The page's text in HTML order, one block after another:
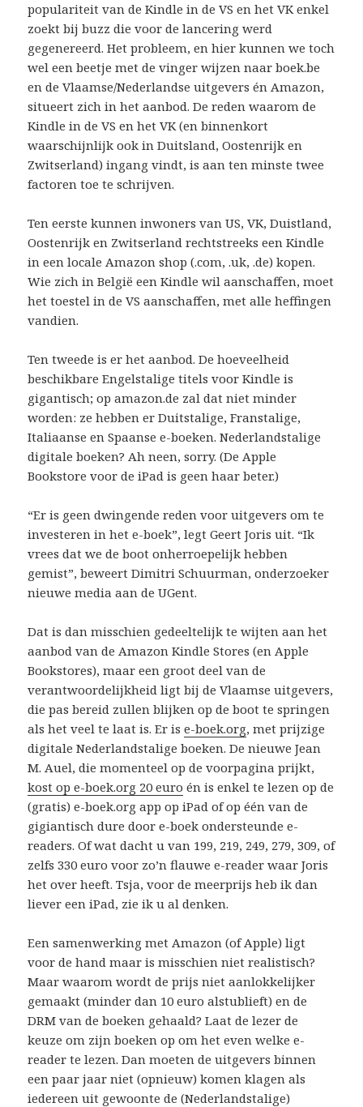
populariteit van de Kindle in de VS en het VK enkel
zoekt bij buzz die voor de lancering werd
gegenereerd. Het probleem, en hier kunnen we toch
wel een beetje met de vinger wijzen naar boek.be
en de Vlaamse/Nederlandse uitgevers én Amazon,
situeert zich in het aanbod. De reden waarom de
Kindle in de VS en het VK (en binnenkort
waarschijnlijk ook in Duitsland, Oostenrijk en
Zwitserland) ingang vindt, is aan ten minste twee
factoren toe te schrijven.
Ten eerste kunnen inwoners van US, VK, Duistland,
Oostenrijk en Zwitserland rechtstreeks een Kindle
in een locale Amazon shop (.com, .uk, .de) kopen.
Wie zich in België een Kindle wil aanschaffen, moet
het toestel in de VS aanschaffen, met alle heffingen
vandien.
Ten tweede is er het aanbod. De hoeveelheid
beschikbare Engelstalige titels voor Kindle is
gigantisch; op amazon.de zal dat niet minder
worden: ze hebben er Duitstalige, Franstalige,
Italiaanse en Spaanse e-boeken. Nederlandstalige
digitale boeken? Ah neen, sorry. (De Apple
Bookstore voor de iPad is geen haar beter.)
“Er is geen dwingende reden voor uitgevers om te
investeren in het e-boek”, legt Geert Joris uit. “Ik
vrees dat we de boot onherroepelijk hebben
gemist”, beweert Dimitri Schuurman, onderzoeker
nieuwe media aan de UGent.
Dat is dan misschien gedeeltelijk te wijten aan het
aanbod van de Amazon Kindle Stores (en Apple
Bookstores), maar een groot deel van de
verantwoordelijkheid ligt bij de Vlaamse uitgevers,
die pas bereid zullen blijken op de boot te springen
als het veel te laat is. Er ise-boek.org, met prijzige
digitale Nederlandstalige boeken. De nieuwe Jean
M. Auel, die momenteel op de voorpagina prijkt,
kost op e-boek.org 20 euro én is enkel te lezen op de
(gratis) e-boek.org app op iPad of op één van de
gigiantisch dure door e-boek ondersteunde e-
readers. Of wat dacht u van 199, 219, 249, 279, 309, of
zelfs 330 euro voor zo’n flauwe e-reader waar Joris
het over heeft. Tsja, voor de meerprijs heb ik dan
liever een iPad, zie ik u al denken.
Een samenwerking met Amazon (of Apple) ligt
voor de hand maar is misschien niet realistisch?
Maar waarom wordt de prijs niet aanlokkelijker
gemaakt (minder dan 10 euro alstublieft) en de
DRM van de boeken gehaald? Laat de lezer de
keuze om zijn boeken op om het even welke e-
reader te lezen. Dan moeten de uitgevers binnen
een paar jaar niet (opnieuw) komen klagen als
iedereen uit gewoonte de (Nederlandstalige)